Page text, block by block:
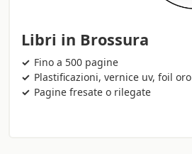
Libri in Brossura
Fino a 500 pagine
Plastificazioni, vernice uv, foil oro
Pagine fresate o rilegate